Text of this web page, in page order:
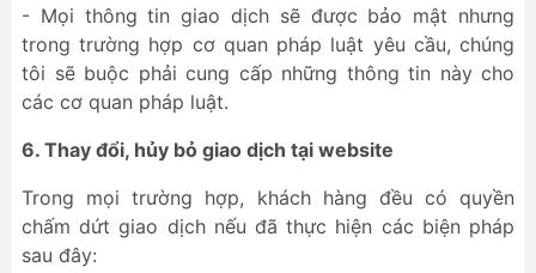
- Mọi thông tin giao dịch sẽ được bảo mật nhưng
trong trường hợp cơ quan pháp luật yêu cầu, chúng
tôi sẽ buộc phải cung cấp những thông tin này cho
các cơ quan pháp luật.
6. Thay đổi, hủy bỏ giao dịch tại website
Trong mọi trường hợp, khách hàng đều có quyền
chấm dứt giao dịch nếu đã thực hiện các biện pháp
sau đây: